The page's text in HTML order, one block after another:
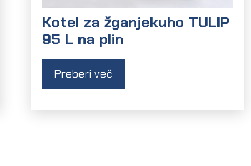
Kotel za žganjekuho TULIP
95 L na plin
Preberi več